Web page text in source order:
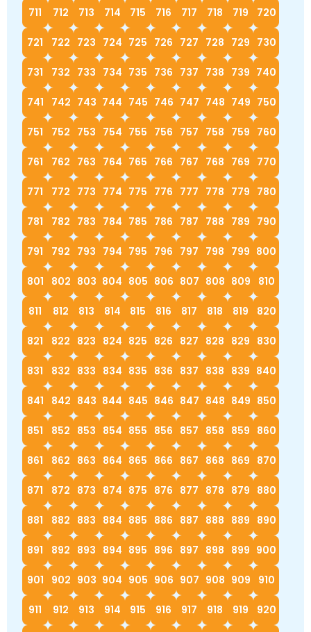
711 712 713 714 715 716 717 718 719 720
721 722 723 724 725 726 727 728 729 730
731 732 733 734 735 736 737 738 739 740
741 742 743 744 745 746 747 748 749 750
751 752 753 754 755 756 757 758 759 760
761 762 763 764 765 766 767 768 769 770
771 772 773 774 775 776 777 778 779 780
781 782 783 784 785 786 787 788 789 790
791 792 793 794 795 796 797 798 799 800
801 802 803 804 805 806 807 808 809 810
811 812 813 814 815 816 817 818 819 820
821 822 823 824 825 826 827 828 829 830
831 832 833 834 835 836 837 838 839 840
841 842 843 844 845 846 847 848 849 850
851 852 853 854 855 856 857 858 859 860
861 862 863 864 865 866 867 868 869 870
871 872 873 874 875 876 877 878 879 880
881 882 883 884 885 886 887 888 889 890
891 892 893 894 895 896 897 898 899 900
901 902 903 904 905 906 907 908 909 910
911 912 913 914 915 916 917 918 919 920